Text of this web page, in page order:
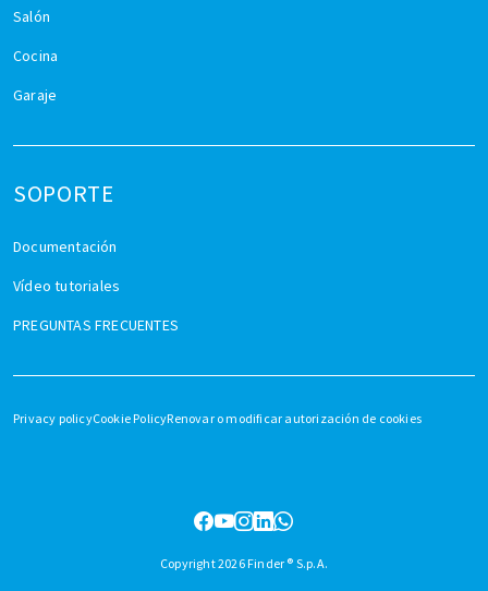
Salón
Cocina
Garaje
SOPORTE
Documentación
Vídeo tutoriales
PREGUNTAS FRECUENTES
Copyright 2026 Finder ® S.p.A.
Privacy policyCookie PolicyRenovar o modificar autorización de cookies